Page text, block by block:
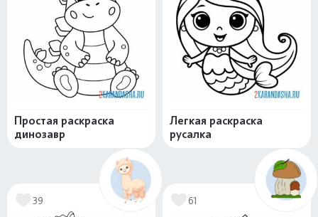
Простая раскраска
динозавр
Легкая раскраска
русалка
39 61